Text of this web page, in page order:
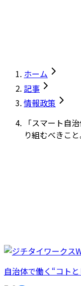
ホーム
記事
情報政策
「スマート自
り組むべきこと
自治体で働く“コトと